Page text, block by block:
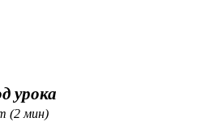
урока
(2 мин)